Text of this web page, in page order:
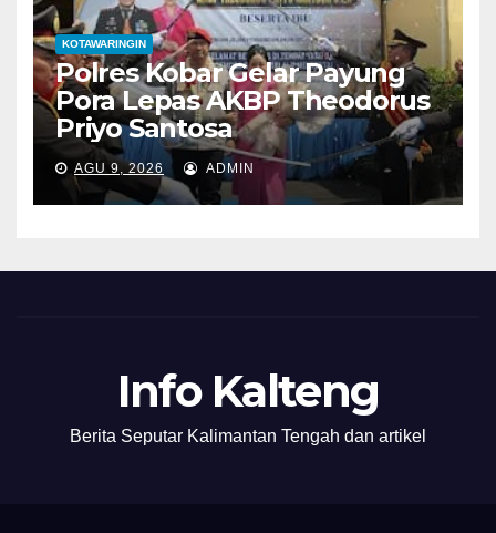
KOTAWARINGIN
Polres Kobar Gelar Payung
Pora Lepas AKBP Theodorus
Priyo Santosa
AGU 9, 2026 ADMIN
Info Kalteng
Berita Seputar Kalimantan Tengah dan artikel